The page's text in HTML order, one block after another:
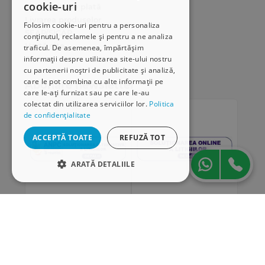
cookie-uri
Folosim cookie-uri pentru a personaliza
conținutul, reclamele și pentru a ne analiza
traficul. De asemenea, împărtășim
informații despre utilizarea site-ului nostru
cu partenerii noștri de publicitate și analiză,
care le pot combina cu alte informații pe
care le-ați furnizat sau pe care le-au
colectat din utilizarea serviciilor lor. Politica
de confidențialitate
ACCEPTĂ TOATE REFUZĂ TOT
ARATĂ DETALIILE
Modalități de plată
SEAP/SICAP
Hartă site
Cariere
Abonare newsletter